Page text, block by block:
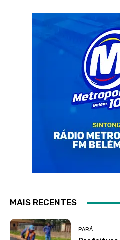
MAIS RECENTES
PARÁ